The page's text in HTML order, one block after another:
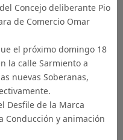
Concejo deliberante Pio
de Comercio Omar
el próximo domingo 18
la calle Sarmiento a
nuevas Soberanas,
Desfile de la Marca
Conducción y animación